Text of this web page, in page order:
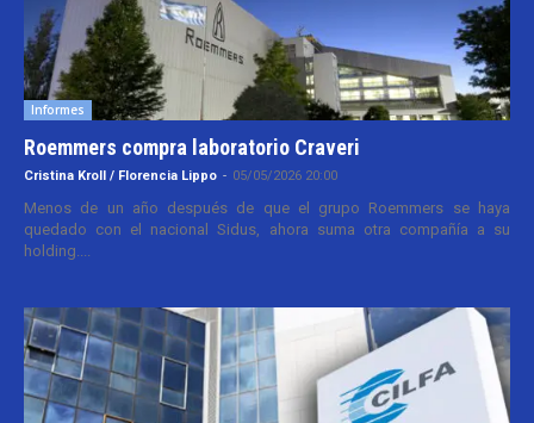
Informes
Roemmers compra laboratorio Craveri
Cristina Kroll / Florencia Lippo - 05/05/2026 20:00
Menos de un año después de que el grupo Roemmers se haya
quedado con el nacional Sidus, ahora suma otra compañía a su
holding....